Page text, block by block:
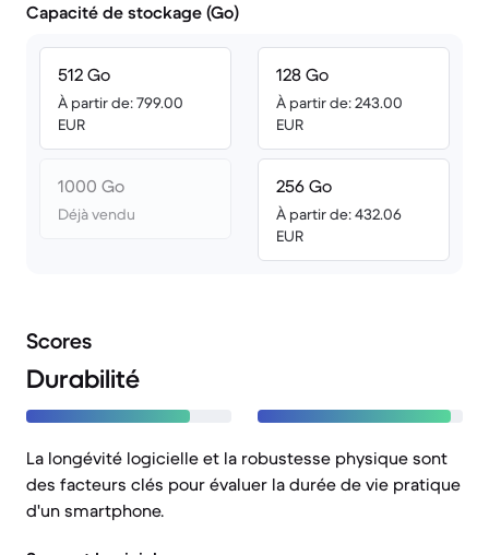
Capacité de stockage (Go)
512 Go
À partir de: 799.00
EUR
1000 Go
Déjà vendu
128 Go
À partir de: 243.00
EUR
256 Go
À partir de: 432.06
EUR
Scores
Durabilité
La longévité logicielle et la robustesse physique sont
des facteurs clés pour évaluer la durée de vie pratique
d'un smartphone.